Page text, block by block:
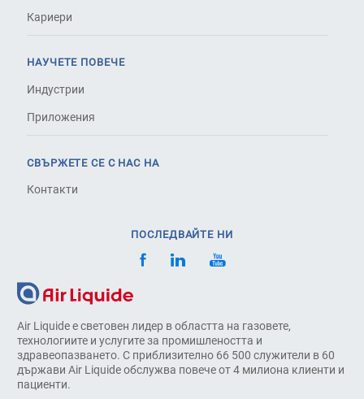
Air Liquide е световен лидер в областта на газовете,
технологиите и услугите за промишлеността и
здравеопазването. С приблизително 66 500 служители в 60
държави Air Liquide обслужва повече от 4 милиона клиенти и
пациенти.
Кариери
НАУЧЕТЕ ПОВЕЧЕ
Индустрии
Приложения
СВЪРЖЕТЕ СЕ С НАС НА
Контакти
ПОСЛЕДВАЙТЕ НИ